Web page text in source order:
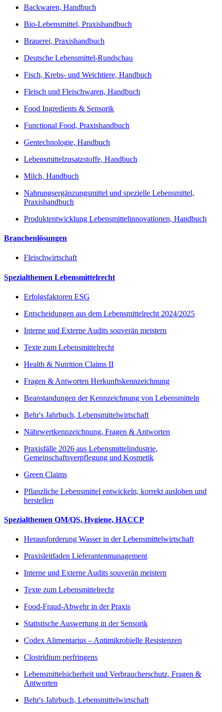
Backwaren, Handbuch
Bio-Lebensmittel, Praxishandbuch
Brauerei, Praxishandbuch
Deutsche Lebensmittel-Rundschau
Fisch, Krebs- und Weichtiere, Handbuch
Fleisch und Fleischwaren, Handbuch
Food Ingredients & Sensorik
Functional Food, Praxishandbuch
Gentechnologie, Handbuch
Lebensmittelzusatzstoffe, Handbuch
Milch, Handbuch
Nahrungsergänzungsmittel und spezielle Lebensmittel,
Praxishandbuch
Produktentwicklung Lebensmittelinnovationen, Handbuch
Branchenlösungen
Fleischwirtschaft
Spezialthemen Lebensmittelrecht
Erfolgsfaktoren ESG
Entscheidungen aus dem Lebensmittelrecht 2024/2025
Interne und Externe Audits souverän meistern
Texte zum Lebensmittelrecht
Health & Nutrition Claims II
Fragen & Antworten Herkunftskennzeichnung
Beanstandungen der Kennzeichnung von Lebensmitteln
Behr's Jahrbuch, Lebensmittelwirtschaft
Nährwertkennzeichnung, Fragen & Antworten
Praxisfälle 2026 aus Lebensmittelindustrie,
Gemeinschaftsverpflegung und Kosmetik
Green Claims
Pflanzliche Lebensmittel entwickeln, korrekt ausloben und
herstellen
Spezialthemen QM/QS, Hygiene, HACCP
Herausforderung Wasser in der Lebensmittelwirtschaft
Praxisleitfaden Lieferantenmanagement
Interne und Externe Audits souverän meistern
Texte zum Lebensmittelrecht
Food-Fraud-Abwehr in der Praxis
Statistische Auswertung in der Sensorik
Codex Alimentarius – Antimikrobielle Resistenzen
Clostridium perfringens
Lebensmittelsicherheit und Verbraucherschutz, Fragen &
Antworten
Behr's Jahrbuch, Lebensmittelwirtschaft